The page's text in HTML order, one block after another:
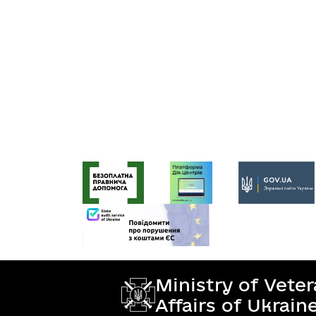
Ministry of
Affairs of